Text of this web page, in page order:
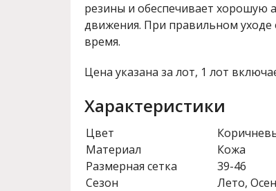
резины и обеспечивает хорошую
движения. При правильном уходе
время.
Цена указана за лот, 1 лот
Характеристики
Цвет
Материал
Кожа
Размерная сетка
39-46
Сезон
Лето,